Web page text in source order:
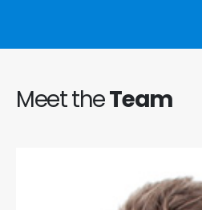
Meet theTeam